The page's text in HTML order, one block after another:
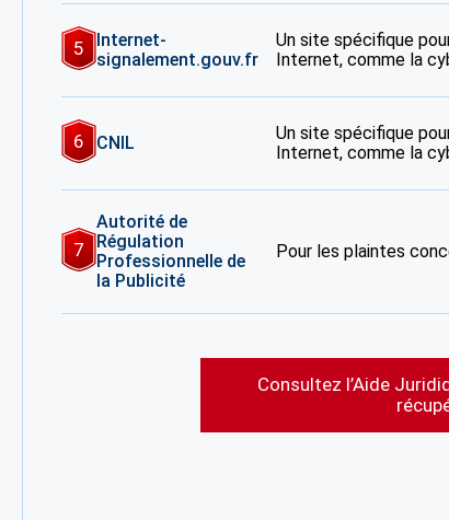
5
Internet-
signalement.gouv.fr
Un site spécifique
Internet, comme la
6 CNIL
Un site spécifique
Internet, comme la
7
Autorité de
Régulation
Professionnelle de
la Publicité
Pour les plaintes
Consultez l’Aide